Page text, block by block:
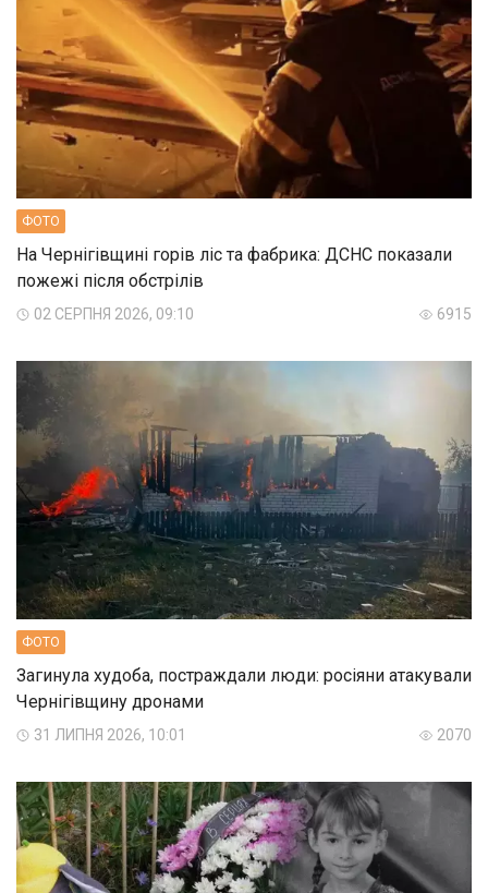
ФОТО
На Чернігівщині горів ліс та фабрика: ДСНС показали
пожежі після обстрілів
02 СЕРПНЯ 2026, 09:10 6915
ФОТО
Загинула худоба, постраждали люди: росіяни атакували
Чернігівщину дронами
31 ЛИПНЯ 2026, 10:01 2070